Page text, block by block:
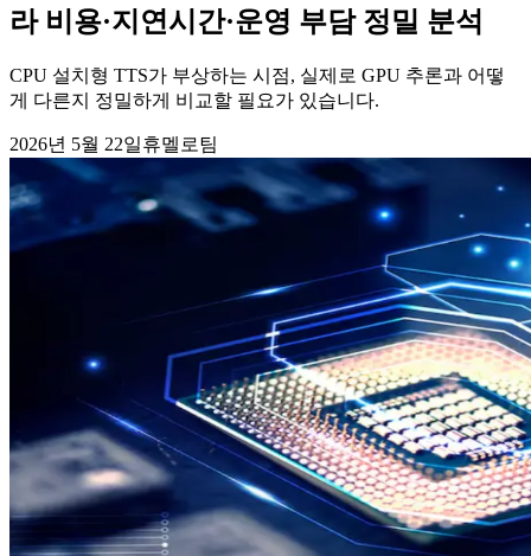
라 비용·지연시간·운영 부담 정밀 분석
CPU 설치형 TTS가 부상하는 시점, 실제로 GPU 추론과 어떻
게 다른지 정밀하게 비교할 필요가 있습니다.
2026년 5월 22일휴멜로팀